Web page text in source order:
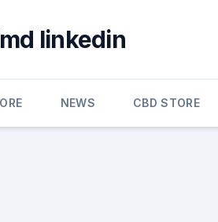
linkedin
NEWS CBD STORE